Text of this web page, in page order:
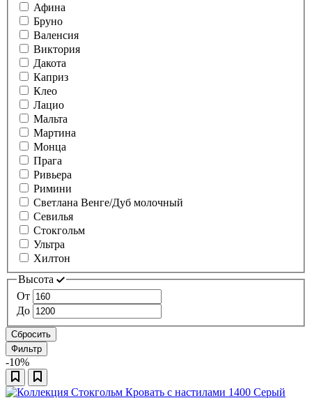
Афина
Бруно
Валенсия
Виктория
Дакота
Каприз
Клео
Лацио
Мальта
Мартина
Монца
Прага
Ривьера
Римини
Светлана Венге/Дуб молочный
Севилья
Стокгольм
Ультра
Хилтон
Высота
От
До
Сбросить
Фильтр
-10%